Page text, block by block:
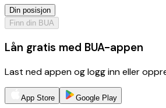
Din posisjon
Finn din BUA
Lån gratis med BUA-appen
Last ned appen og logg inn eller
App Store Google Play